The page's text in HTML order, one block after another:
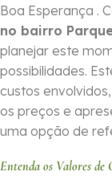
Boa Esperança .
no bairro
planejar este
possibilidades.
custos
os preços e
uma opção de
Entenda os Valores de